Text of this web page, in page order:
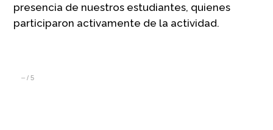
presencia de nuestros estudiantes, quienes
participaron activamente de la actividad.
– /5